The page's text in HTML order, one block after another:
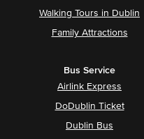
Walking Tours in Dublin
Family Attractions
Bus Service
Airlink Express
DoDublin Ticket
Dublin Bus